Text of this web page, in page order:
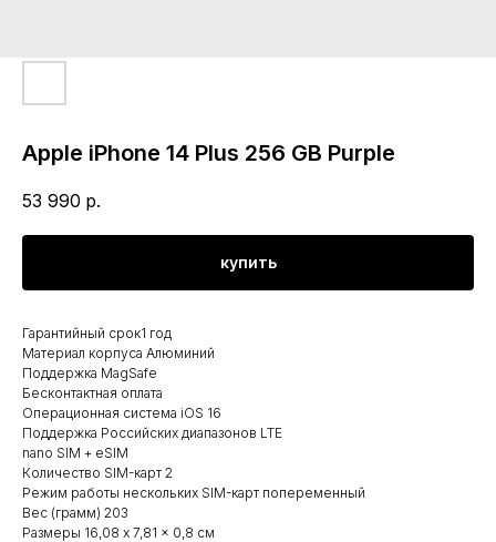
Apple iPhone 14 Plus 256 GB Purple
53 990 р.
купить
Гарантийный срок1 год
Материал корпуса Алюминий
Поддержка MagSafe
Бесконтактная оплата
Операционная система iOS 16
Поддержка Российских диапазонов LTE
nano SIM + eSIM
Количество SIM-карт 2
Режим работы нескольких SIM-карт попеременный
Вес (грамм) 203
Размеры 16,08 x 7,81 x 0,8 см